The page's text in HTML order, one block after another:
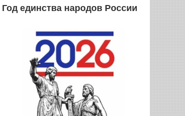
Год единства народов России